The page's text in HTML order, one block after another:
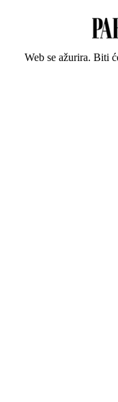
Web se ažurira. Biti